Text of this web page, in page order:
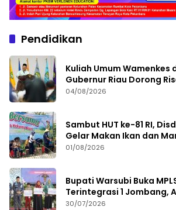
Pendidikan
Kuliah Umum Wamenkes
Gubernur Riau Dorong
Kebijakan Kesehatan
04/08/2026
Sambut HUT ke-81 RI,
Gelar Makan Ikan dan
01/08/2026
Bupati Warsubi Buka
Terintegrasi 1 Jombang,
Prestasi
30/07/2026